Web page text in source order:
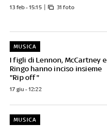
13 feb - 15:15 31 foto
I figli di Lennon, McCartney e
Ringo hanno inciso insieme
"Rip off"
MUSICA
17 giu - 12:22
MUSICA